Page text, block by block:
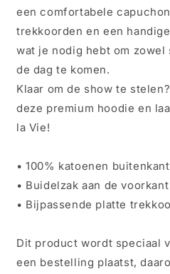
een comfortabele
trekkoorden en een
wat je nodig hebt om
de dag te komen.
Klaar om de show te
deze premium hoodie en
la Vie!
• 100% katoenen buitenkant
• Buidelzak aan de voorkant
• Bijpassende platte
Dit product wordt speciaal
een bestelling plaatst,